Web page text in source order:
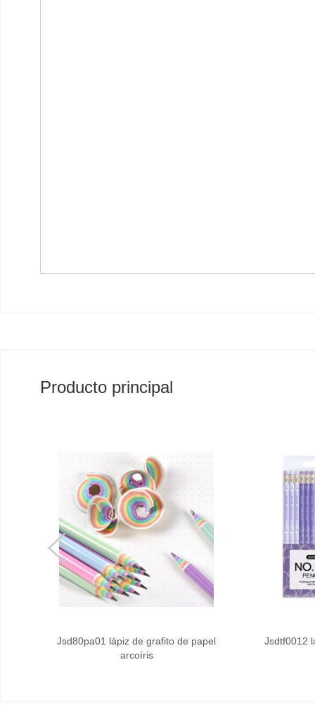
Producto principal
Jsd80pa01 lápiz de grafito de papel
arcoíris
Jsdtf0012